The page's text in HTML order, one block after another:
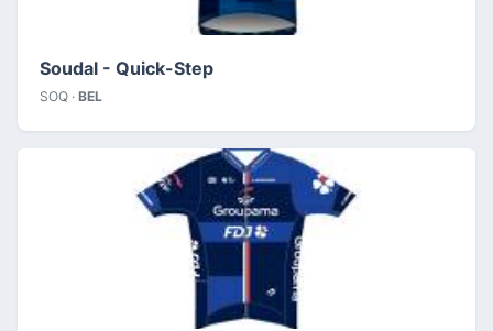
Soudal - Quick-Step
SOQ · BEL